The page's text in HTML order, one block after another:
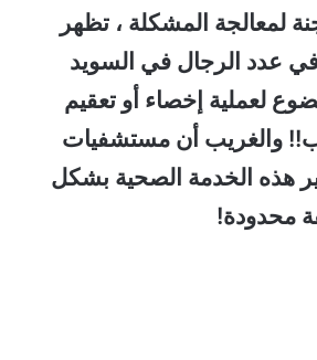
لمعالجة المشكلة ، تظهر
في عدد الرجال في السويد
لعملية إخصاء أو تعقيم
والغريب أن مستشفيات
هذه الخدمة الصحية بشكل
محدودة!